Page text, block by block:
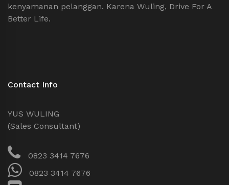
kenyamanan pelanggan. Karena Wuling, Drive For A
Better Life.
Contact Info
YUS WULING
(Sales Consultant)
0823 3414 7676
0823 3414 7676